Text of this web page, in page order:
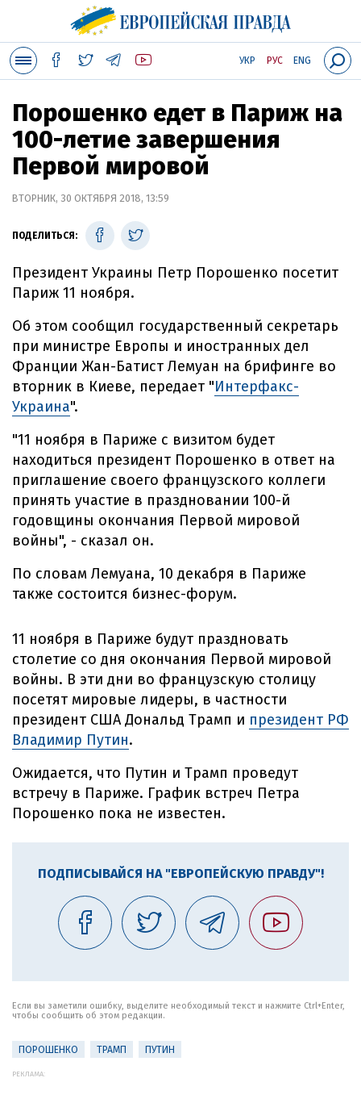
УКР РУС ENG
Порошенко едет в Париж на
100-летие завершения
Первой мировой
ВТОРНИК, 30 ОКТЯБРЯ 2018, 13:59
ПОДЕЛИТЬСЯ:
Президент Украины Петр Порошенко посетит
Париж 11 ноября.
Об этом сообщил государственный секретарь
при министре Европы и иностранных дел
Франции Жан-Батист Лемуан на брифинге во
вторник в Киеве, передает "Интерфакс-
Украина".
"11 ноября в Париже с визитом будет
находиться президент Порошенко в ответ на
приглашение своего французского коллеги
принять участие в праздновании 100-й
годовщины окончания Первой мировой
войны", - сказал он.
По словам Лемуана, 10 декабря в Париже
также состоится бизнес-форум.
11 ноября в Париже будут праздновать
столетие со дня окончания Первой мировой
войны. В эти дни во французскую столицу
посетят мировые лидеры, в частности
президент США Дональд Трамп и президент РФ
Владимир Путин.
Ожидается, что Путин и Трамп проведут
встречу в Париже. График встреч Петра
Порошенко пока не известен.
ПОДПИСЫВАЙСЯ НА "ЕВРОПЕЙСКУЮ ПРАВДУ"!
Если вы заметили ошибку, выделите необходимый текст и нажмите Ctrl+Enter,
чтобы сообщить об этом редакции.
ПОРОШЕНКО ТРАМП ПУТИН
РЕКЛАМА: